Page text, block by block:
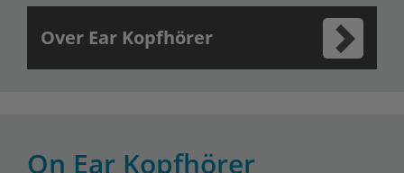
Over Ear Kopfhörer
On Ear Kopfhörer